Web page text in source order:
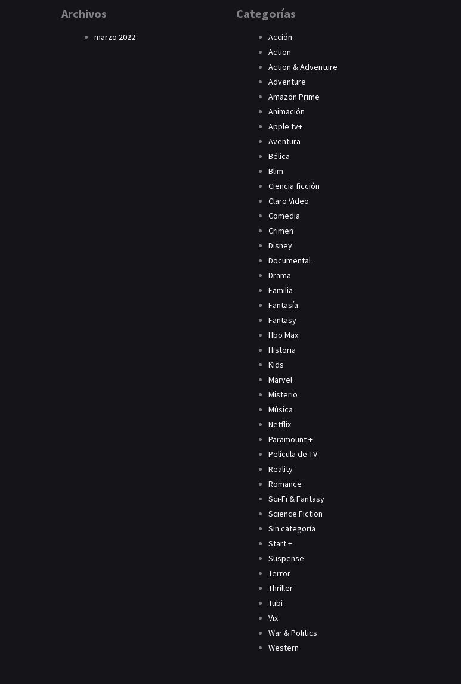
Archivos
marzo 2022
Categorías
Acción
Action
Action & Adventure
Adventure
Amazon Prime
Animación
Apple tv+
Aventura
Bélica
Blim
Ciencia ficción
Claro Video
Comedia
Crimen
Disney
Documental
Drama
Familia
Fantasía
Fantasy
Hbo Max
Historia
Kids
Marvel
Misterio
Música
Netflix
Paramount +
Película de TV
Reality
Romance
Sci-Fi & Fantasy
Science Fiction
Sin categoría
Start +
Suspense
Terror
Thriller
Tubi
Vix
War & Politics
Western